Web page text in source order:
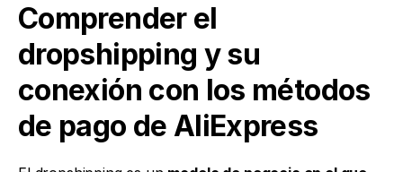
Comprender el
dropshipping y su
conexión con los métodos
de pago de AliExpress